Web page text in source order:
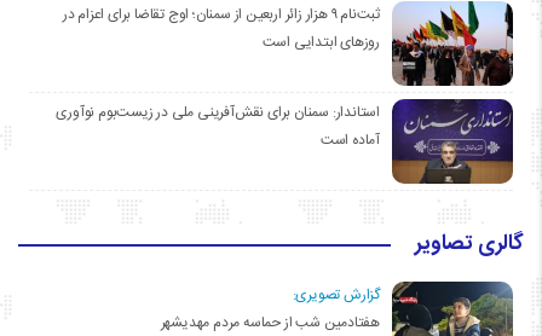
ثبت‌نام ۹ هزار زائر اربعین از سمنان؛ اوج تقاضا برای اعزام در
روزهای ابتدایی است
استاندار: سمنان برای نقش‌آفرینی ملی در زیست‌بوم نوآوری
آماده است
گالری تصاویر
گزارش تصویری:
هفتادمین شب از حماسه مردم مهدیشهر